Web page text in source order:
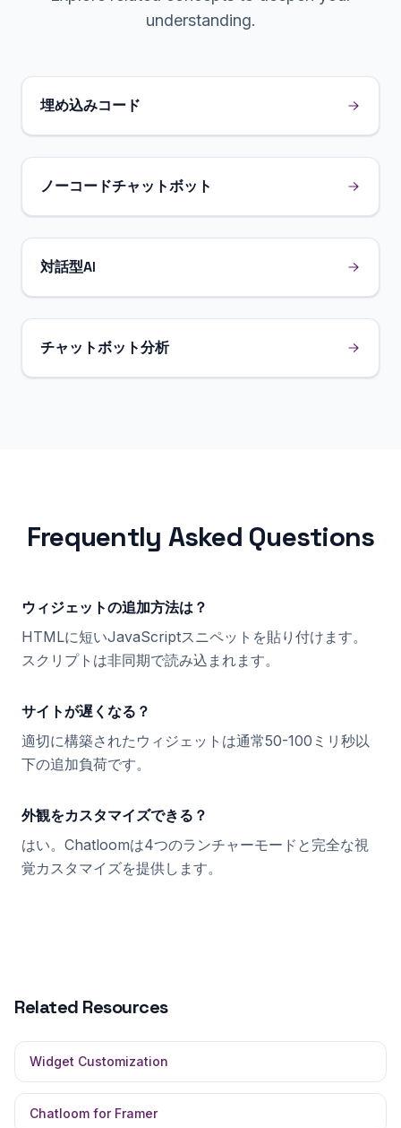
understanding.
埋め込みコード
ノーコードチャットボット
対話型AI
チャットボット分析
Frequently Asked Questions
ウィジェットの追加方法は？
HTMLに短いJavaScriptスニペットを貼り付けます。
スクリプトは非同期で読み込まれます。
サイトが遅くなる？
適切に構築されたウィジェットは通常50-100ミリ秒以
下の追加負荷です。
外観をカスタマイズできる？
はい。Chatloomは4つのランチャーモードと完全な視
覚カスタマイズを提供します。
Related Resources
Widget Customization
Chatloom for Framer